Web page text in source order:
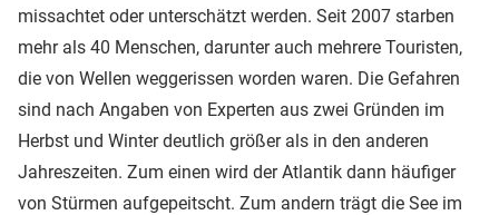
missachtet oder unterschätzt werden. Seit 2007 starben
mehr als 40 Menschen, darunter auch mehrere Touristen,
die von Wellen weggerissen worden waren. Die Gefahren
sind nach Angaben von Experten aus zwei Gründen im
Herbst und Winter deutlich größer als in den anderen
Jahreszeiten. Zum einen wird der Atlantik dann häufiger
von Stürmen aufgepeitscht. Zum andern trägt die See im